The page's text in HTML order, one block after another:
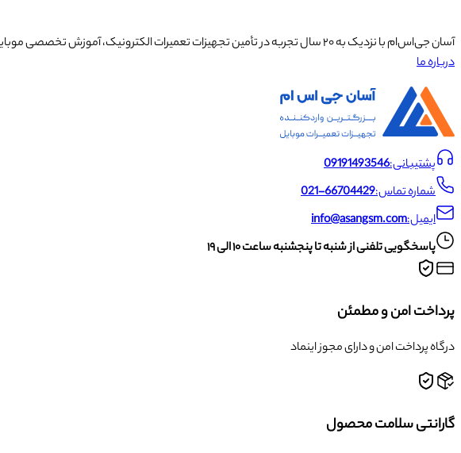
آسان جی‌اس‌ام با نزدیک به ۲۰ سال تجربه در تأمین تجهیزات تعمیرات الکترونیک، آموزش تخصصی موبایل و ارائه خدمات تعمیر تلفن همراه و لوازم جانبی، با تکیه بر تیمی حرفه‌ای، رضایت و اعتماد مشتریان را اولویت اصلی خود قرار داده است.
درباره ما
پشتیبانی:09191493546
شماره تماس:021-66704429
ایمیل:info@asangsm.com
پاسخگویی تلفنی از شنبه تا پنجشنبه ساعت ۱۰ الی ۱۹
پرداخت امن و مطمئن
درگاه پرداخت امن و دارای مجوز اینماد
گارانتی سلامت محصول